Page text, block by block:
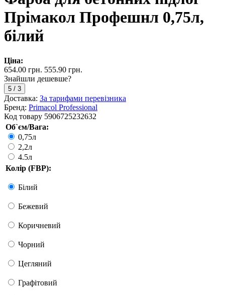
Прімакол Профешнл 0,75л,
білий
Ціна:
654.00 грн. 555.90 грн.
Знайшли дешевше?
5 / 3
Доставка: За тарифами перевізника
Бренд: Primacol Professional
Код товару 5906725232632
Об`єм/Вага:
0,75л
2,2л
4.5л
Колір (FBP):
Білий
Бежевий
Коричневий
Чорний
Цегляний
Графітовий